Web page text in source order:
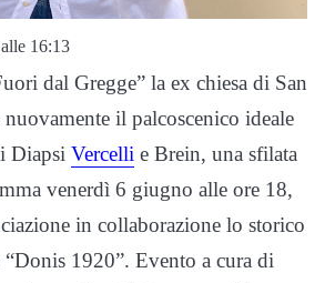
16:13
dal Gregge” la ex chiesa di San
il palcoscenico ideale
Diapsi Vercelli e Brein, una sfilata
venerdì 6 giugno alle ore 18,
in collaborazione lo storico
“Donis 1920”. Evento a cura di